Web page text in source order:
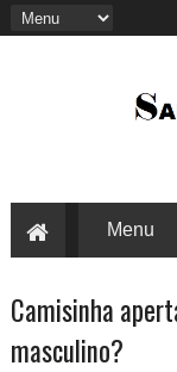
Camisinha
masculino?